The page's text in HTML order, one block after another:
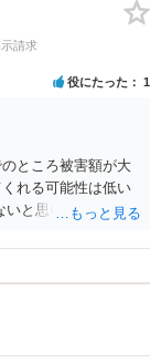
請求
役にたった 1
ところ被害額が大
れる可能性は低い
いと思います。 対価
ないと思います。
りません。 腹をく